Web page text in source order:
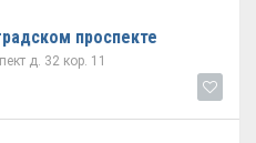
проспекте
д. 32 кор. 11